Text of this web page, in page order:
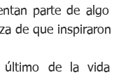
parte de
de que
último de la